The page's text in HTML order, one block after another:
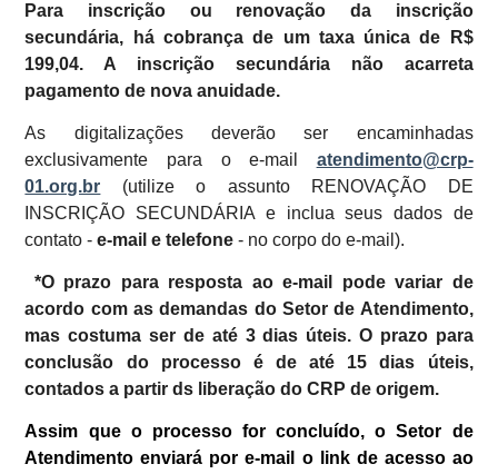
Para inscrição ou renovação da inscrição
secundária, há cobrança de um taxa única de R$
199,04. A inscrição secundária não acarreta
pagamento de nova anuidade.
As digitalizações deverão ser encaminhadas
exclusivamente para o e-mail atendimento@crp-
01.org.br (utilize o assunto RENOVAÇÃO DE
INSCRIÇÃO SECUNDÁRIA e inclua seus dados de
contato -e-mail e telefone- no corpo do e-mail).
*O prazo para resposta ao e-mail pode variar de
acordo com as demandas do Setor de Atendimento,
mas costuma ser de até 3 dias úteis. O prazo para
conclusão do processo é de até 15 dias úteis,
contados a partir ds liberação do CRP de origem.
Assim que o processo for concluído, o Setor de
Atendimento enviará por e-mail o link de acesso ao